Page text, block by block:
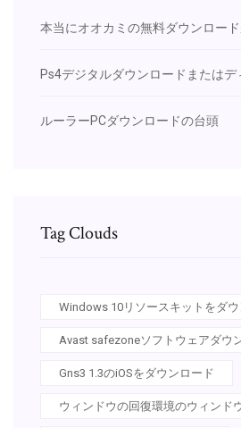
本当にオオカミの無料ダウンロー
Ps4デジタルダウンロードまたは
ルーラーPCダウンロードの台頭
Tag Clouds
Windows 10リソースキットをダ
Avast safezoneソフトウェアダウ
Gns3 1.3のiOSをダウンロード
ウィンドウの回復環境のウィンド